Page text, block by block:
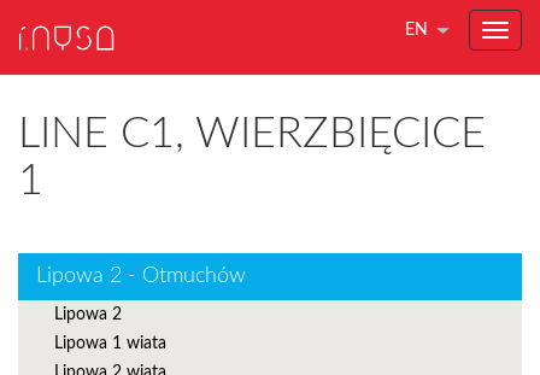
EN
LINE C1, WIERZBIĘCICE
1
Lipowa 2 - Otmuchów
Lipowa 2
Lipowa 1 wiata